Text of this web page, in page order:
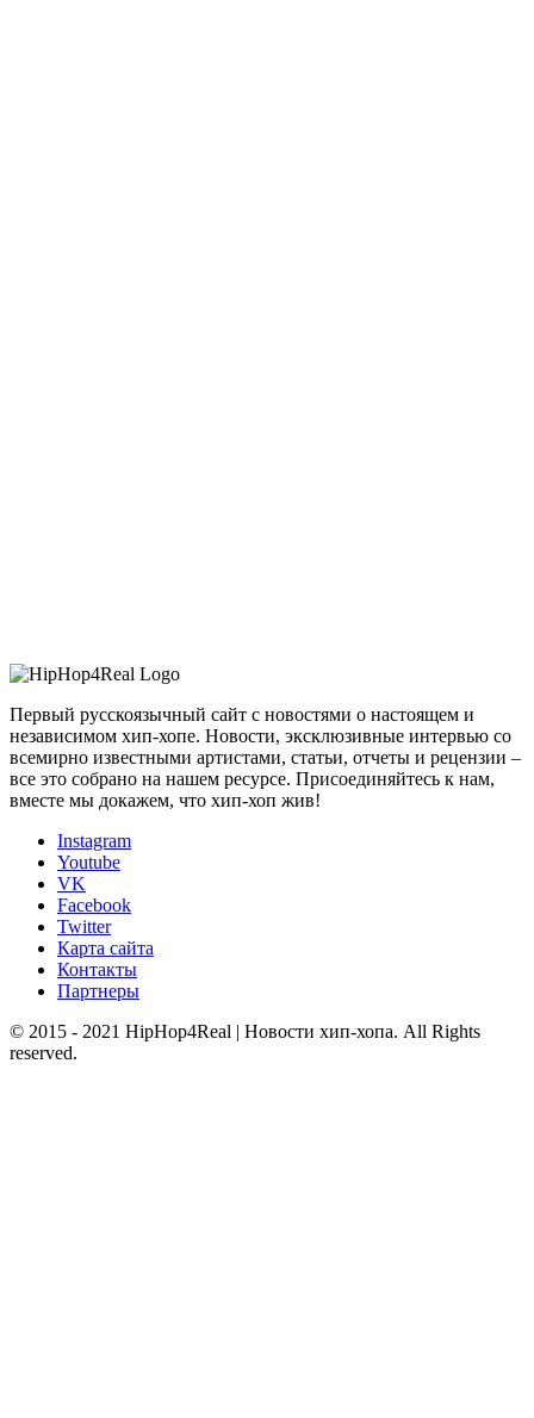
Первый русскоязычный сайт с новостями о настоящем и
независимом хип-хопе. Новости, эксклюзивные интервью со
всемирно известными артистами, статьи, отчеты и рецензии –
все это собрано на нашем ресурсе. Присоединяйтесь к нам,
вместе мы докажем, что хип-хоп жив!
Instagram
Youtube
VK
Facebook
Twitter
Карта сайта
Контакты
Партнеры
© 2015 - 2021 HipHop4Real | Новости хип-хопа. All Rights
reserved.